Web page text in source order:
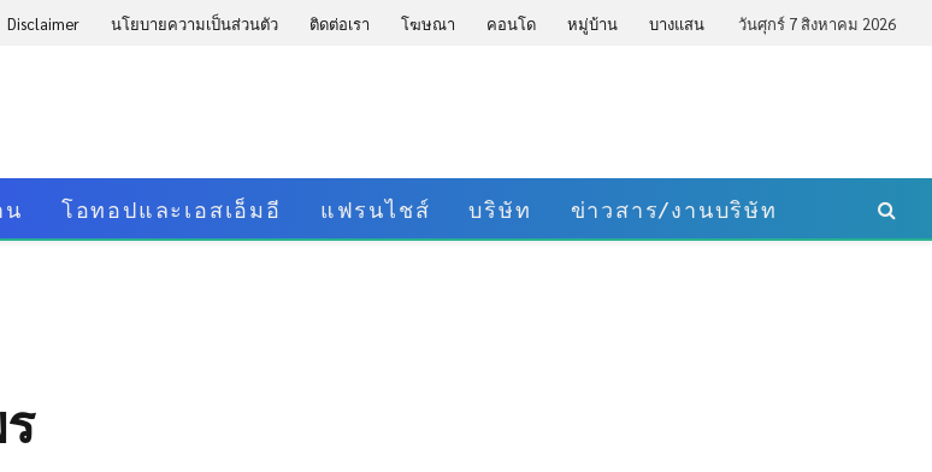
Disclaimer นโยบายความเป็นส่วนตัว ติดต่อเรา โฆษณา คอนโด หมู่บ้าน บางแสน วันศุกร์ 7 สิงหาคม 2026
น โอทอปและเอสเอ็มอี แฟรนไชส์ บริษัท ข่าวสาร/งานบริษัท